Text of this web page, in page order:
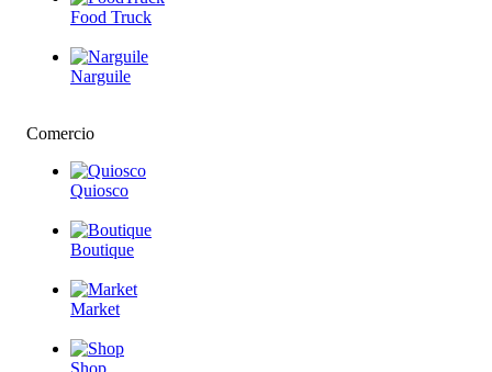
Food Truck
Narguile
Comercio
Quiosco
Boutique
Market
Shop